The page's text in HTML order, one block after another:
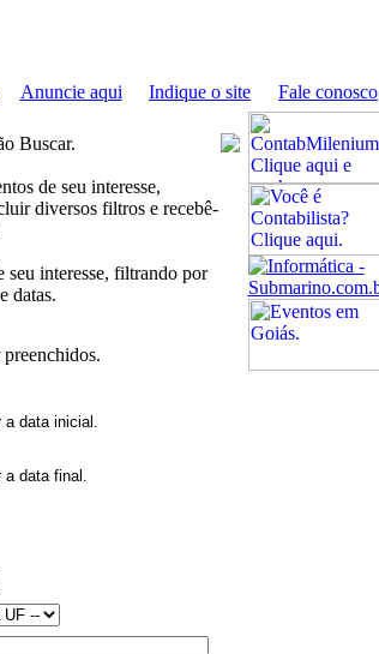
Anuncie aqui Indique o site
Fale conosco
Buscar.
de seu interesse,
diversos filtros e recebê-
seu interesse, filtrando por
datas.